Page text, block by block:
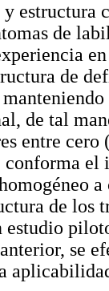
estructura
de
de
de tal
entre
el
de los
estudio
se